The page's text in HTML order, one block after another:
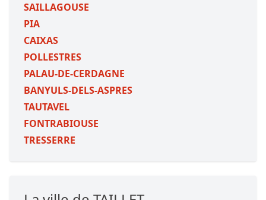
SAILLAGOUSE
PIA
CAIXAS
POLLESTRES
PALAU-DE-CERDAGNE
BANYULS-DELS-ASPRES
TAUTAVEL
FONTRABIOUSE
TRESSERRE